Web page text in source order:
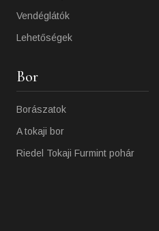
Vendéglátók
Lehetőségek
Bor
Borászatok
A tokaji bor
Riedel Tokaji Furmint pohár